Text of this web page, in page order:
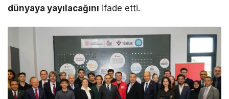
dünyaya yayılacağını ifade etti.